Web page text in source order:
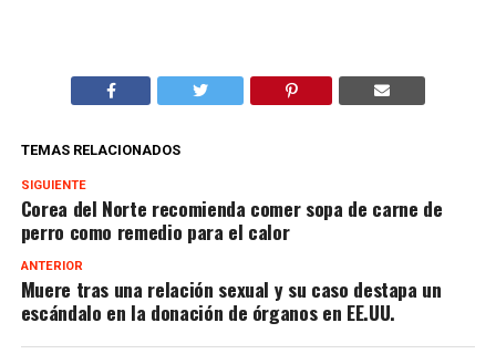
TEMAS RELACIONADOS
SIGUIENTE
Corea del Norte recomienda comer sopa de carne de
perro como remedio para el calor
ANTERIOR
Muere tras una relación sexual y su caso destapa un
escándalo en la donación de órganos en EE.UU.